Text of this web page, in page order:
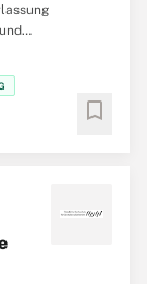
(BLB
bookmark